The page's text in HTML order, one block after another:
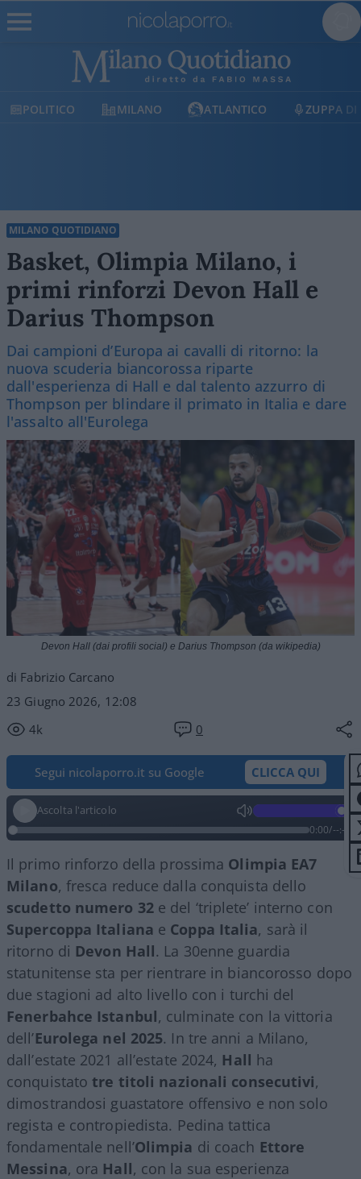
MILANO ATLANTICO ZUPPA DI PORRO
MILANO QUOTIDIANO
Basket, Olimpia Milano, i
primi rinforzi Devon Hall e
Darius Thompson
Dai campioni d’Europa ai cavalli di ritorno: la
nuova scuderia biancorossa riparte
dall'esperienza di Hall e dal talento azzurro di
Thompson per blindare il primato in Italia e dare
l'assalto all'Eurolega
di Fabrizio Carcano
23 Giugno 2026, 12:08
4k
0
Devon Hall (dai profili social) e Darius Thompson (da wikipedia)
Segui nicolaporro.it su Google CLICCA QUI
Ascolta l'articolo
0:00/--:--
Il primo rinforzo della prossima Olimpia EA7
Milano, fresca reduce dalla conquista dello
scudetto numero 32e del ‘triplete’ interno con
Supercoppa Italiana e Coppa Italia, sarà il
ritorno di Devon Hall. La 30enne guardia
statunitense sta per rientrare in biancorosso dopo
due stagioni ad alto livello con i turchi del
Fenerbahce Istanbul, culminate con la vittoria
dell’Eurolega nel 2025. In tre anni a Milano,
dall’estate 2021 all’estate 2024, Hall ha
conquistatotre titoli nazionali consecutivi,
dimostrandosi guastatore offensivo e non solo
regista e contropiedista. Pedina tattica
fondamentale nell’Olimpia di coach Ettore
Messina, ora Hall, con la sua esperienza